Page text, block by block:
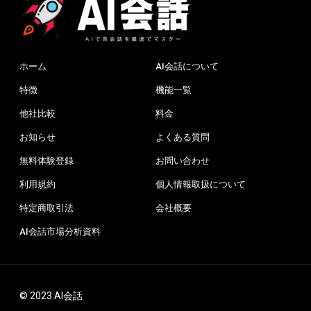
ホーム AI会話について
特徴 機能一覧
他社比較 料金
お知らせ よくある質問
無料体験登録 お問い合わせ
利用規約 個人情報取扱について
特定商取引法 会社概要
AI会話市場分析資料
© 2023 AI会話